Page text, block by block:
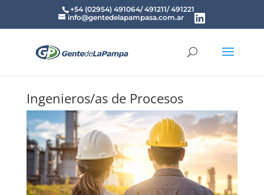
+54 (02954) 491064/ 491211/ 491221
info@gentedelapampasa.com.ar
Ingenieros/as de Procesos